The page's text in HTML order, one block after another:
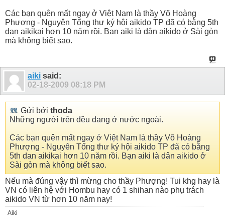
Các bạn quên mất ngay ở Việt Nam là thầy Võ Hoàng
Phượng - Nguyên Tổng thư ký hội aikido TP đã có bằng 5th
dan aikikai hơn 10 năm rồi. Bạn aiki là dân aikido ở Sài gòn
mà không biết sao.
aiki said:
02-18-2009 08:18 PM
Gửi bởi thoda
Những người trên đều đang ở nước ngoài.
Các bạn quên mất ngay ở Việt Nam là thầy Võ Hoàng
Phượng - Nguyên Tổng thư ký hội aikido TP đã có bằng
5th dan aikikai hơn 10 năm rồi. Bạn aiki là dân aikido ở
Sài gòn mà không biết sao.
Nếu mà đúng vậy thì mừng cho thầy Phượng! Tui khg hay là
VN có liên hệ với Hombu hay có 1 shihan nào phụ trách
aikido VN từ hơn 10 năm nay!
Aiki